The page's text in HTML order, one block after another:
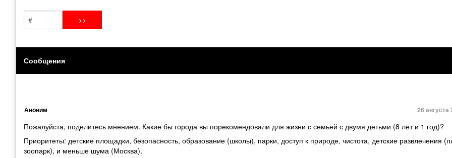
Сообщения
Аноним 26 августа
Пожалуйста, поделитесь мнением. Какие бы города вы порекомендовали для жизни с семьей с двумя детьми (8 лет и 1 год)?
Приоритеты: детские площадки, безопасность, образование (школы), парки, доступ к природе, чистота, детские развлечения
зоопарк), и меньше шума (Москва).